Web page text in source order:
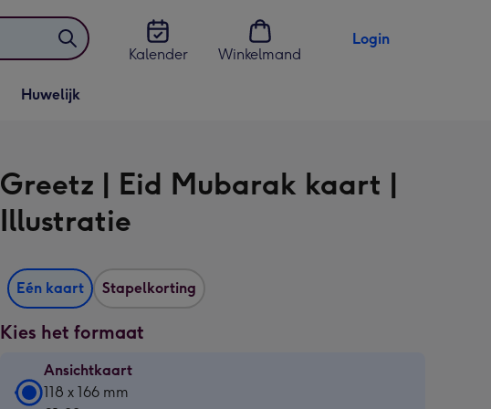
Kalender
Winkelmand
Login
Vervolgkeuzelijst
Huwelijk openen
Huwelijk
Greetz | Eid Mubarak kaart |
Illustratie
Eén kaart Stapelkorting
Kies het formaat
Ansichtkaart
Ansichtkaart
118 x 166 mm